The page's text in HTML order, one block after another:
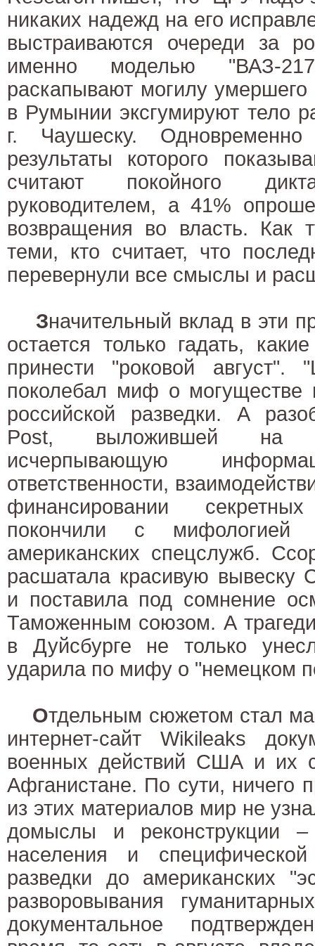
никаких надежд на его
выстраиваются очереди за
именно моделью "ВАЗ-
раскапывают могилу
в Румынии эксгумируют тело
г. Чаушеску. Одновременно
результаты которого
считают покойного
руководителем, а 41%
возвращения во власть. Как
теми, кто считает, что
перевернули все смыслы и
Значительный вклад в эти
остается только гадать,
принести "роковой август".
поколебал миф о могуществе
российской разведки. А
Post, выложившей на
исчерпывающую
ответственности,
финансировании
покончили с мифологией
американских спецслужб.
расшатала красивую вывеску
и поставила под сомнение
Таможенным союзом. А
в Дуйсбурге не только
ударила по мифу о "немецком
Отдельным сюжетом стал
интернет-сайт Wikileaks
военных действий США и их
Афганистане. По сути, ничего
из этих материалов мир не
домыслы и реконструкции
населения и
разведки до американских
разворовывания
документальное